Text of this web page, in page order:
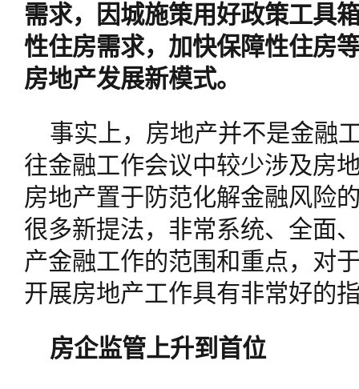
需求，因城施策用好政策工具
性住房需求，加快保障性住房
房地产发展新模式。
事实上，房地产并不是金融
往金融工作会议中较少涉及房
房地产置于防范化解金融风险
很多新提法，非常系统、全面
产金融工作的范围和重点，对
开展房地产工作具有非常好的
房企监管上升到首位